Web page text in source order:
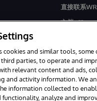
直接联系
文档
cookies and similar tools, some
parties, to operate and
relevant content and ads,
and activity information. We
information collected to
functionality, analyze and